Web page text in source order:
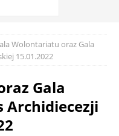
Wolontariatu oraz Gala
15.01.2022
Gala
Archidiecezji